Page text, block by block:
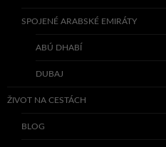
SPOJENÉ ARABSKÉ EMIRÁTY
ABÚ DHABÍ
DUBAJ
ŽIVOT NA CESTÁCH
BLOG